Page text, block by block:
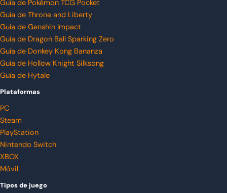
Guía de Pokémon TCG Pocket
Guía de Throne and Liberty
Guía de Genshin Impact
Guía de Dragon Ball Sparking Zero
Guía de Donkey Kong Bananza
Guía de Hollow Knight Silksong
Guía de Hytale
Plataformas
PC
Steam
PlayStation
Nintendo Switch
XBOX
Móvil
Tipos de juego